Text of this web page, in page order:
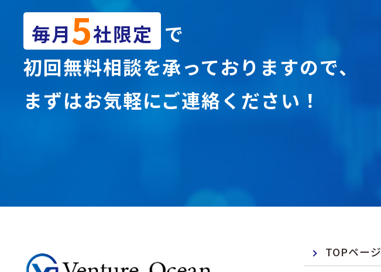
毎月5社限定 で
初回無料相談を承っておりますので、
まずはお気軽にご連絡ください！
TOPページ